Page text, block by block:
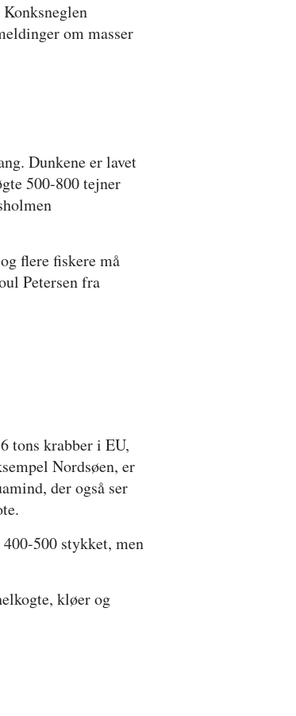
om masser
Dunkene er lavet
500-800 tejner
flere fiskere må
Petersen fra
tons krabber i EU,
Nordsøen, er
der også ser
500 stykket, men
kløer og